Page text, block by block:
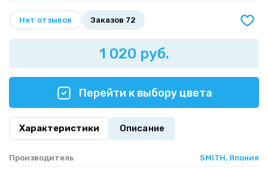
Нет отзывов Заказов 72
1 020 руб.
Перейти к выбору цвета
Характеристики Описание
Производитель
SMITH, Япония